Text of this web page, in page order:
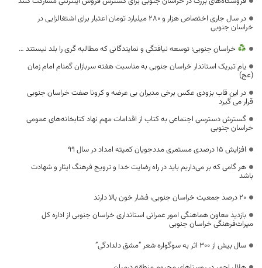
در سال جاری اختصاص هزار و ۲۸۰ میلیارد تومان اعتبار برای اشتغالزایی در
خراسان جنوبی
خراسان جنوبی؛ توسعه نیافتگی و نمایندگانی که مطالبه گری را بلد نیستند …
یام تبریک استاندار خراسان جنوبی به مناسبت هفته سربازان گمنام امام زمان
(عج)
در این قاب بزودی عکس برخی مدیران بی عرضه و کرونا صفت خراسان جنوبی
قرار می گیرد
گسترش دسترسی اجتماعی به کتاب از اقدامات مهم نهاد کتابخانه‌های عمومی
خراسان جنوبی
افزایش ۱۵ درصدی مستمری مددجویان کمیته امداد در سال ۹۹
هر گامی که بر می‌داریم باید در راه رضایت خدا و ترویج فرهنگ ایثار و شهادت
باشد
20 درصد جمعیت خراسان جنوبی، فشار خون بالا دارند
بازدید معاون هماهنگی امور عمرانی استانداری خراسان جنوبی از اداره کل
میراث‌فرهنگی خراسان جنوبی
سال بیش از 300 اثر به سوگواره شعر “مشق دلدادگی”